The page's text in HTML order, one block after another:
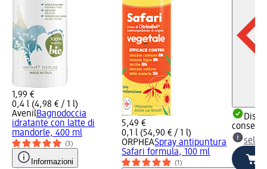
1,99 €
0,4 l (4,98 € / 1 l)
AvenilBagnodoccia
idratante con latte di
mandorle, 400 ml
(3)
Informazioni
5,49 €
0,1 l (54,90 € / 1 l)
ORPHEASpray antipuntura
Safari formula, 100 ml
(1)